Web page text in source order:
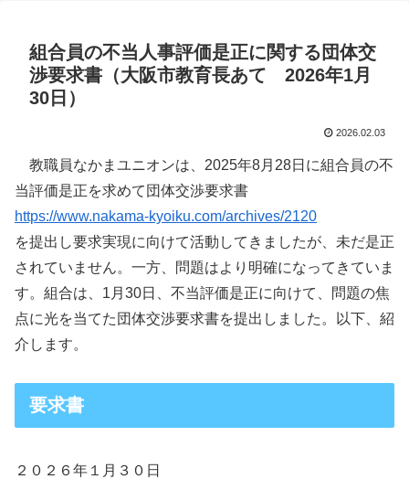
組合員の不当人事評価是正に関する団体交
渉要求書（大阪市教育長あて 2026年1月
30日）
2026.02.03
教職員なかまユニオンは、2025年8月28日に組合員の不
当評価是正を求めて団体交渉要求書
https://www.nakama-kyoiku.com/archives/2120
を提出し要求実現に向けて活動してきましたが、未だ是正
されていません。一方、問題はより明確になってきていま
す。組合は、1月30日、不当評価是正に向けて、問題の焦
点に光を当てた団体交渉要求書を提出しました。以下、紹
介します。
要求書
２０２６年１月３０日